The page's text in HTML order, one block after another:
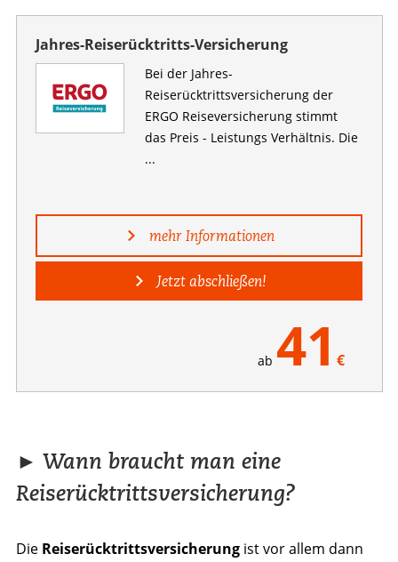
Jahres-Reiserücktritts-Versicherung
Bei der Jahres-
Reiserücktrittsversicherung der
ERGO Reiseversicherung stimmt
das Preis - Leistungs Verhältnis. Die
...
ab 41 €
mehr Informationen
Jetzt abschließen!
► Wann braucht man eine
Reiserücktrittsversicherung?
Die Reiserücktrittsversicherungist vor allem dann